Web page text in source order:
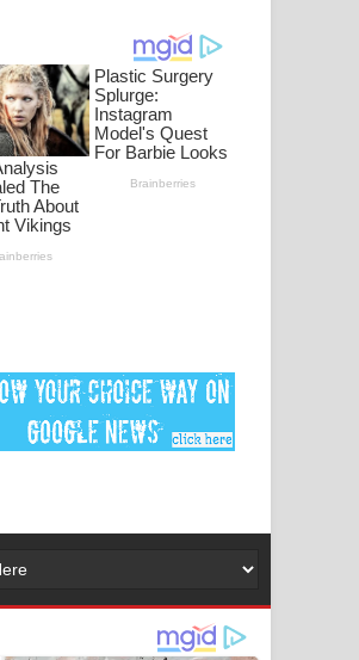
ගීතයේ පද පෙළ
Niwuna Numba Hinda Song Lyrics -
නිවුනා නුඹ හින්දා ගීතයේ පද පෙළ
Numba Dun Aadare Song Lyrics - නුඹ
- ලියමුද දැන් අනාගතේ ගීතයේ පද පෙළ
Doni Song Lyrics - දෝණි ගීතයේ පද
බෙන්තර පාලමේ ගීතයේ පද පෙළ